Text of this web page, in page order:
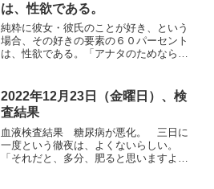
は、性欲である。
純粋に彼女・彼氏のことが好き、という
場合、その好きの要素の６０パーセント
は、性欲である。「アナタのためなら死
は、プラトニックなんです」 ホント
か？ プラトニックと言いな...
2022年12月23日（金曜日）、検
査結果
血液検査結果 糖尿病が悪化。 三日に
一度という徹夜は、よくないらしい。
「それだと、多分、肥ると思いますよ」